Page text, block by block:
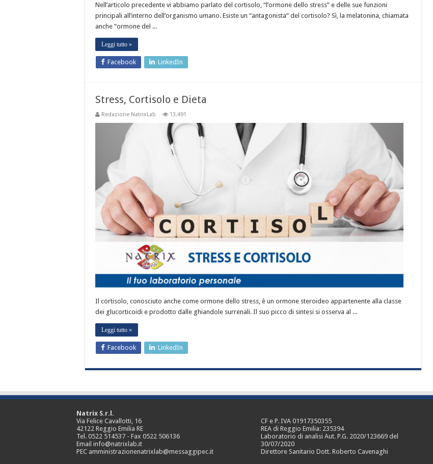
Nell’articolo precedente vi abbiamo parlato del cortisolo, “l’ormone dello stress” e delle sue funzioni
principali all’interno dell’organismo umano. Esiste un “antagonista” del cortisolo? Sì, la melatonina, chiamata
anche “ormone del ...
Leggi tutto »
Facebook LinkedIn
Stress, Cortisolo e Dieta
Redazione NatrixLab 13,491
Il cortisolo, conosciuto anche come ormone dello stress, è un ormone steroideo appartenente alla classe
dei glucorticoidi e prodotto dalle ghiandole surrenali. Il suo picco di sintesi si osserva al ...
Leggi tutto »
Facebook LinkedIn
Natrix S.r.l.
Via Felice Cavallotti, 16
42122 Reggio Emilia RE
Tel. 0522 514537 - Fax 0522 506136
Email info@natrixlab.it
PEC amministrazionenatrixlab@messaggipec.it
CF e P. IVA 01917350355
REA di Reggio Emilia: 235394
Laboratorio di analisi Aut. P.G. 2020/123669 del
30/07/2020
Direttore Sanitario Dott. Roberto Cavenaghi